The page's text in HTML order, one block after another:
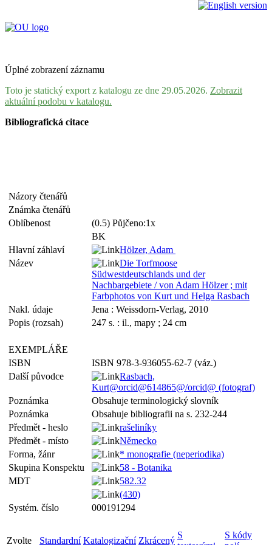
Úplné zobrazení záznamu
Toto je statický export z katalogu ze dne 29.05.2026. Zobrazit
aktuální podobu v katalogu.
Bibliografická citace
Názory čtenářů
Známka čtenářů
Oblíbenost
(0.5) Půjčeno:1x
BK
Hlavní záhlaví
Hölzer, Adam
Název
Die Torfmoose
Südwestdeutschlands und der
Nachbargebiete / von Adam Hölzer ; mit
Farbphotos von Kurt und Helga Rasbach
Nakl. údaje
Jena : Weissdorn-Verlag, 2010
Popis (rozsah)
247 s. : il., mapy ; 24 cm
EXEMPLÁŘE
ISBN
ISBN 978-3-936055-62-7 (váz.)
Další původce
Rasbach,
Kurt@orcid@614865@/orcid@ (fotograf)
Poznámka
Obsahuje terminologický slovník
Poznámka
Obsahuje bibliografii na s. 232-244
Předmět - heslo
rašeliníky
Předmět - místo
Německo
Forma, žánr
* monografie (neperiodika)
Skupina Konspektu
58 - Botanika
MDT
582.32
(430)
Systém. číslo
000191294
Zvolte Standardní Katalogizační Zkrácený
S
S kódy